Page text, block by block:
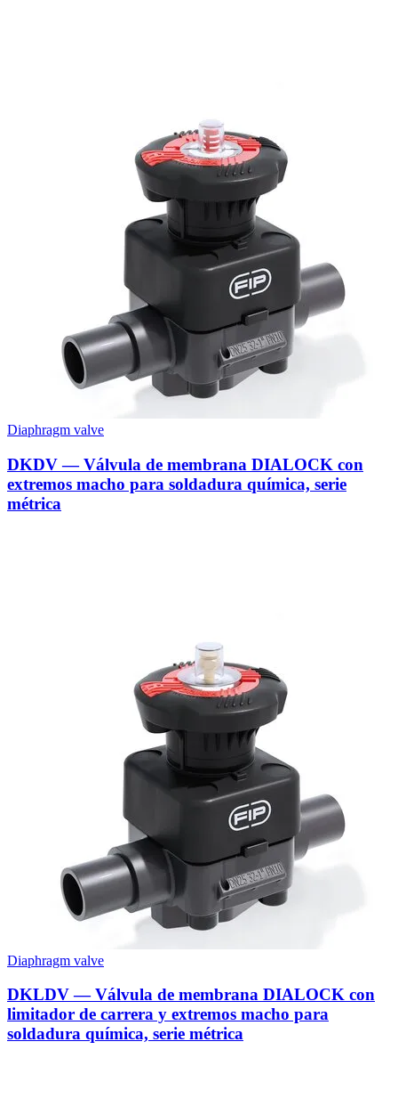
Diaphragm valve
DKDV — Válvula de membrana DIALOCK con
extremos macho para soldadura química, serie
métrica
Diaphragm valve
DKLDV — Válvula de membrana DIALOCK con
limitador de carrera y extremos macho para
soldadura química, serie métrica